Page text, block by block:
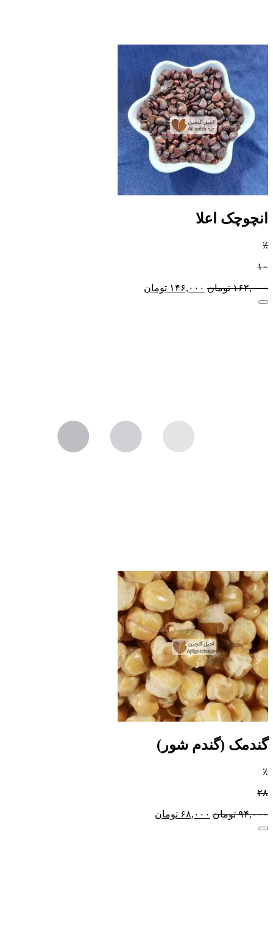
انچوچک اعلا
٪
۱۰
۱۶۲,۰۰۰ تومان ۱۴۶,۰۰۰ تومان
گندمک (گندم شور)
٪
۲۸
۹۴,۰۰۰ تومان ۶۸,۰۰۰ تومان